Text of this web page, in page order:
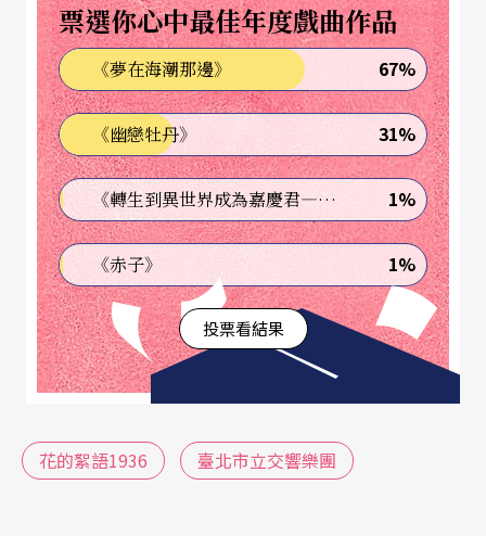
然，江文也的《台灣舞曲》、郭芝苑的《三首台灣
民間音樂》，更將這塊土地的芬芳昇華，以悠揚的
旋律傳遞。
票選你心中最佳年度戲曲作品
《夢在海潮那邊》 67%
《幽戀牡丹》 31%
《轉生到異世界成為嘉慶君—發現我的祖先是詐騙集團!?》 1%
《赤子》 1%
投票看結果
花的絮語1936 臺北市立交響樂團